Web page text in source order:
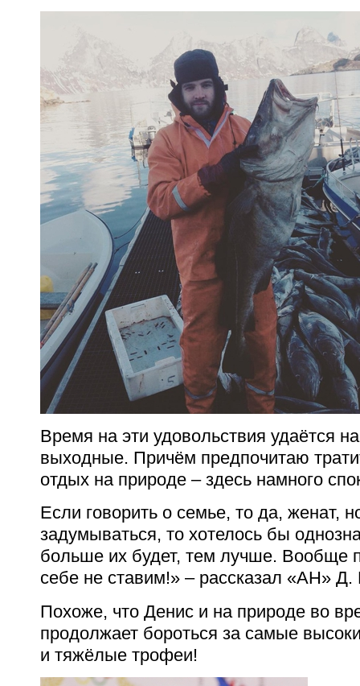
Время на эти удовольствия удаётся
выходные. Причём предпочитаю
отдых на природе – здесь намного
Если говорить о семье, то да, женат,
задумываться, то хотелось бы
больше их будет, тем лучше. Вообще
себе не ставим!» – рассказал «АН» Д.
Похоже, что Денис и на природе во
продолжает бороться за самые
и тяжёлые трофеи!